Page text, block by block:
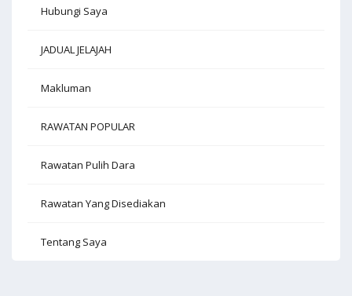
Hubungi Saya
JADUAL JELAJAH
Makluman
RAWATAN POPULAR
Rawatan Pulih Dara
Rawatan Yang Disediakan
Tentang Saya